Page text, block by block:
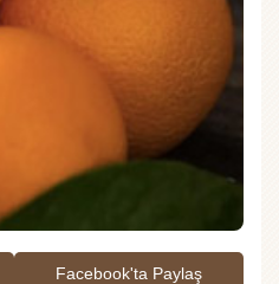
Facebook'ta Paylaş